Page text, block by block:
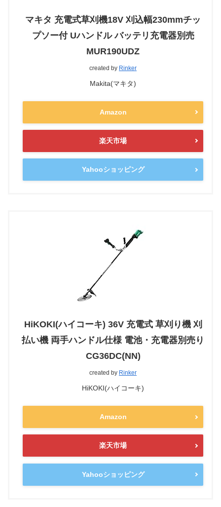
マキタ 充電式草刈機18V 刈込幅230mmチッ
プソー付 Uハンドル バッテリ充電器別売
MUR190UDZ
created by Rinker
Makita(マキタ)
Amazon
楽天市場
Yahooショッピング
HiKOKI(ハイコーキ) 36V 充電式 草刈り機 刈
払い機 両手ハンドル仕様 電池・充電器別売り
CG36DC(NN)
created by Rinker
HiKOKI(ハイコーキ)
Amazon
楽天市場
Yahooショッピング